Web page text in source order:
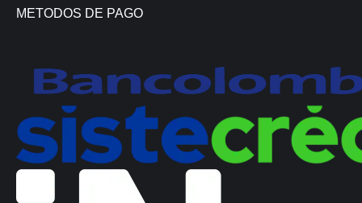
METODOS DE PAGO